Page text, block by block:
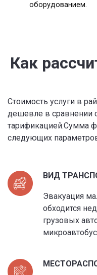
оборудованием.
Как
Стоимость услуги в
дешевле в сравнении
тарификацией.Сумма
следующих
ВИД
Эвакуация
обходится
грузовых